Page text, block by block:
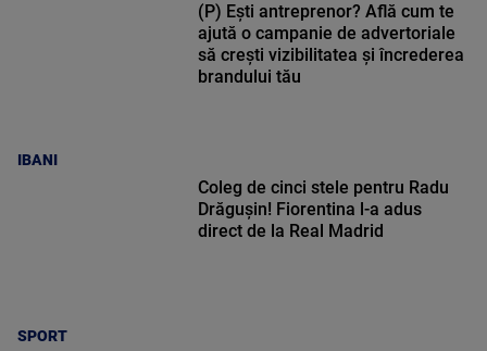
IBANI
(P) Ești antreprenor? Află cum te
ajută o campanie de advertoriale
să crești vizibilitatea și încrederea
brandului tău
SPORT
Coleg de cinci stele pentru Radu
Drăgușin! Fiorentina l-a adus
direct de la Real Madrid